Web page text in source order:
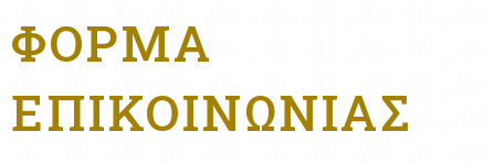
ΦΟΡΜΑ
ΕΠΙΚΟΙΝΩΝΙΑΣ